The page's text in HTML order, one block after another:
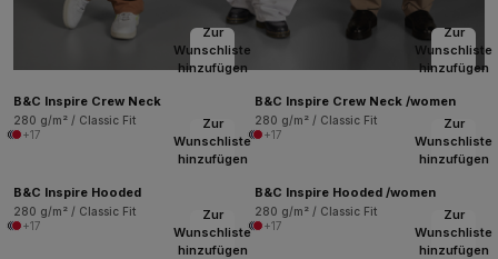
Zur
Wunschliste
hinzufügen
B&C Inspire Crew Neck
280 g/m² / Classic Fit
+17
Zur
Wunschliste
hinzufügen
B&C Inspire Crew Neck /women
280 g/m² / Classic Fit
+17
Zur
Wunschliste
hinzufügen
B&C Inspire Hooded
280 g/m² / Classic Fit
+17
Zur
Wunschliste
hinzufügen
B&C Inspire Hooded /women
280 g/m² / Classic Fit
+17
Zur
Wunschliste
hinzufügen
Zur
Wunschliste
hinzufügen